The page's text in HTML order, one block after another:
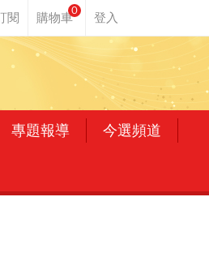
0
專題報導 今選頻道